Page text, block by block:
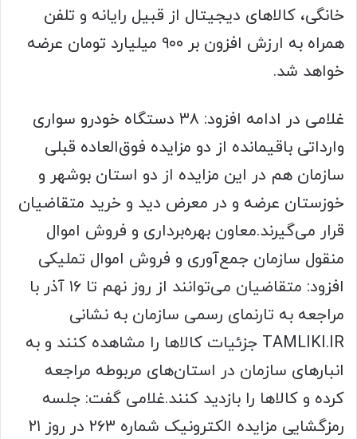
خانگی، کالاهای دیجیتال از قبیل رایانه و تلفن
همراه به ارزش افزون بر ۹۰۰ میلیارد تومان عرضه
خواهد شد.
غلامی در ادامه افزود: ۳۸ دستگاه خودرو سواری
وارداتی باقیمانده از دو مزایده فوق‌العاده قبلی
سازمان هم در این مزایده از دو استان بوشهر و
خوزستان عرضه و در معرض دید و خرید متقاضیان
قرار می‌گیرند.معاون بهره‌برداری و فروش اموال
منقول سازمان جمع‌آوری و فروش اموال تملیکی
افزود: متقاضیان می‌توانند از روز نهم تا ۱۶ آذر با
مراجعه به تارنمای رسمی سازمان به نشانی
TAMLIKI.IR جزئیات کالاها را مشاهده کنند و به
انبارهای سازمان در استان‌های مربوطه مراجعه
کرده و کالاها را بازدید کنند.غلامی گفت: جلسه
رمزگشایی مزایده الکترونیک شماره ۲۶۳ در روز ۲۱